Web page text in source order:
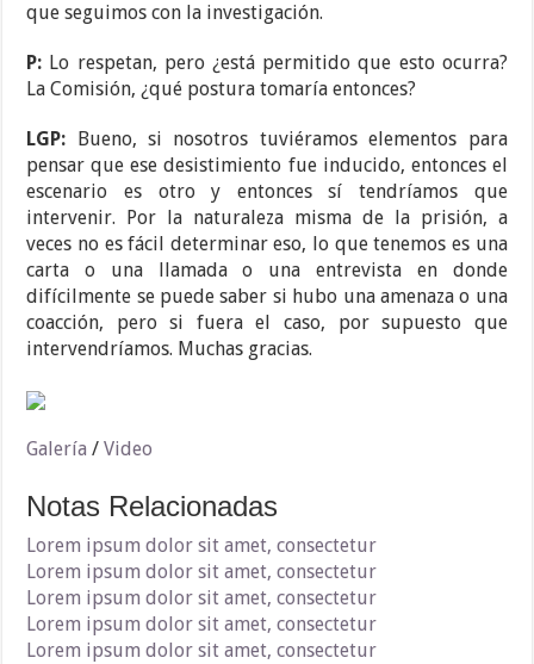
que seguimos con la investigación.
P: Lo respetan, pero ¿está permitido que esto ocurra?
La Comisión, ¿qué postura tomaría entonces?
LGP:
Bueno, si nosotros tuviéramos elementos para
pensar que ese desistimiento fue inducido, entonces el
escenario es otro y entonces sí tendríamos que
intervenir. Por la naturaleza misma de la prisión, a
veces no es fácil determinar eso, lo que tenemos es una
carta o una llamada o una entrevista en donde
difícilmente se puede saber si hubo una amenaza o una
coacción, pero si fuera el caso, por supuesto que
intervendríamos. Muchas gracias.
Galería / Video
Notas Relacionadas
Lorem ipsum dolor sit amet, consectetur
Lorem ipsum dolor sit amet, consectetur
Lorem ipsum dolor sit amet, consectetur
Lorem ipsum dolor sit amet, consectetur
Lorem ipsum dolor sit amet, consectetur